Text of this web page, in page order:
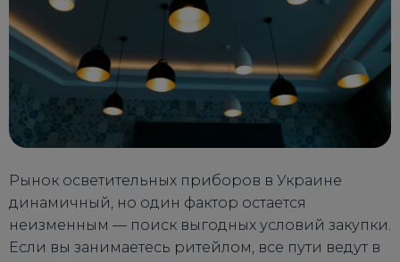
Рынок осветительных приборов в Украине
динамичный, но один фактор остается
неизменным — поиск выгодных условий закупки.
Если вы занимаетесь ритейлом, все пути ведут в